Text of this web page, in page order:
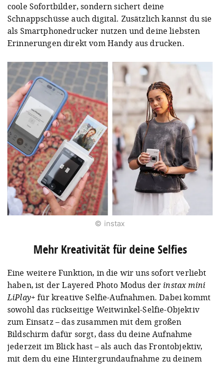
coole Sofortbilder, sondern sichert deine
Schnappschüsse auch digital. Zusätzlich kannst du sie
als Smartphonedrucker nutzen und deine liebsten
Erinnerungen direkt vom Handy aus drucken.
© instax
Mehr Kreativität für deine Selfies
Eine weitere Funktion, in die wir uns sofort verliebt
haben, ist der Layered Photo Modus der instax mini
LiPlay+ für kreative Selfie-Aufnahmen. Dabei kommt
sowohl das rückseitige Weitwinkel-Selfie-Objektiv
zum Einsatz – das zusammen mit dem großen
Bildschirm dafür sorgt, dass du deine Aufnahme
jederzeit im Blick hast – als auch das Frontobjektiv,
mit dem du eine Hintergrundaufnahme zu deinem